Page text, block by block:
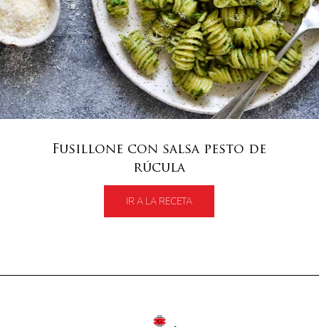
Fusillone con salsa pesto de
rúcula
IR A LA RECETA